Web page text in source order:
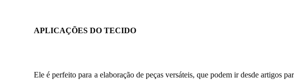
APLICAÇÕES DO TECIDO
Ele é perfeito para a elaboração de peças versáteis, que podem ir desde artigos